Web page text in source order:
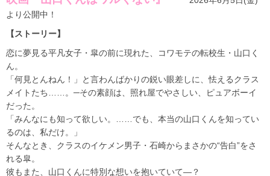
より公開中！
【ストーリー】
恋に夢見る平凡女子・皐の前に現れた、コワモテの転校生・山口く
ん。
「何見とんねん！」と言わんばかりの鋭い眼差しに、怯えるクラス
メイトたち……。─その素顔は、照れ屋でやさしい、ピュアボーイ
だった。
「みんなにも知って欲しい。……でも、本当の山口くんを知ってい
るのは、私だけ。」
そんなとき、クラスのイケメン男子・石崎からまさかの“告白”をさ
れる皐。
彼もまた、山口くんに特別な想いを抱いていて—？